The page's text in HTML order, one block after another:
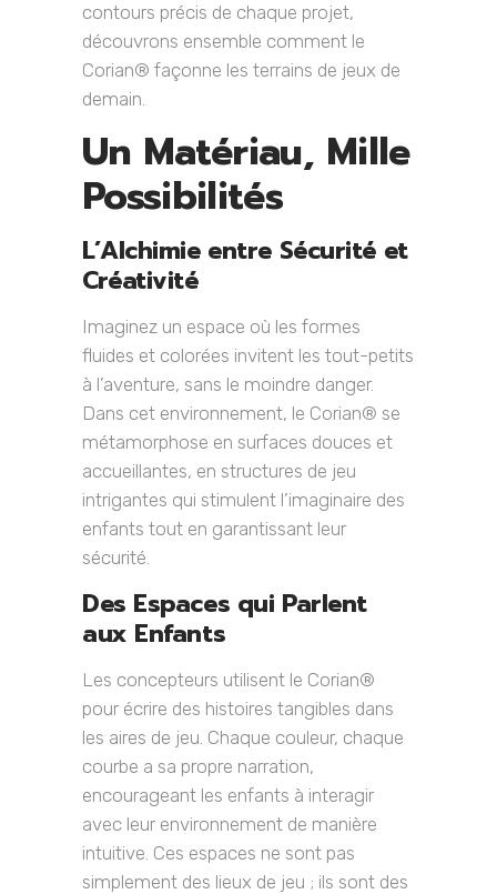
contours précis de chaque projet,
découvrons ensemble comment le
Corian® façonne les terrains de jeux de
demain.
Un Matériau, Mille
Possibilités
L’Alchimie entre Sécurité et
Créativité
Imaginez un espace où les formes
fluides et colorées invitent les tout-petits
à l’aventure, sans le moindre danger.
Dans cet environnement, le Corian® se
métamorphose en surfaces douces et
accueillantes, en structures de jeu
intrigantes qui stimulent l’imaginaire des
enfants tout en garantissant leur
sécurité.
Des Espaces qui Parlent
aux Enfants
Les concepteurs utilisent le Corian®
pour écrire des histoires tangibles dans
les aires de jeu. Chaque couleur, chaque
courbe a sa propre narration,
encourageant les enfants à interagir
avec leur environnement de manière
intuitive. Ces espaces ne sont pas
simplement des lieux de jeu ; ils sont des